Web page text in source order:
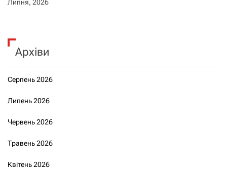
Липня, 2026
Архіви
Серпень 2026
Липень 2026
Червень 2026
Травень 2026
Квітень 2026